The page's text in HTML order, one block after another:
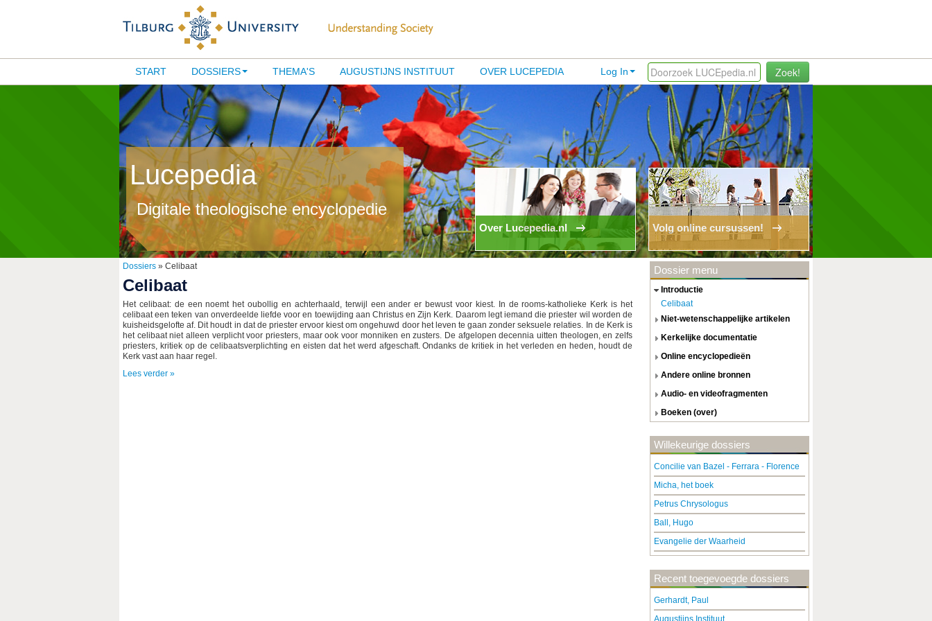
Zoek!
Log In
START DOSSIERS THEMA'S AUGUSTIJNS INSTITUUT OVER LUCEPEDIA
Lucepedia
Digitale theologische encyclopedie
Volg online cursussen!
Over Lucepedia.nl
Dossiers » Celibaat
Celibaat
Het celibaat: de een noemt het oubollig en achterhaald, terwijl een ander er bewust voor kiest. In de rooms-katholieke Kerk is het
celibaat een teken van onverdeelde liefde voor en toewijding aan Christus en Zijn Kerk. Daarom legt iemand die priester wil worden de
kuisheidsgelofte af. Dit houdt in dat de priester ervoor kiest om ongehuwd door het leven te gaan zonder seksuele relaties. In de Kerk is
het celibaat niet alleen verplicht voor priesters, maar ook voor monniken en zusters. De afgelopen decennia uitten theologen, en zelfs
priesters, kritiek op de celibaatsverplichting en eisten dat het werd afgeschaft. Ondanks de kritiek in het verleden en heden, houdt de
Kerk vast aan haar regel.
Lees verder »
Dossier menu
introductie
Celibaat
niet-wetenschappelijke artikelen
kerkelijke documentatie
online encyclopedieën
andere online bronnen
audio- en videofragmenten
boeken (over)
Willekeurige dossiers
Concilie van Bazel - Ferrara - Florence
Micha, het boek
Petrus Chrysologus
Ball, Hugo
Evangelie der Waarheid
Recent toegevoegde dossiers
Gerhardt, Paul
Augustijns Instituut